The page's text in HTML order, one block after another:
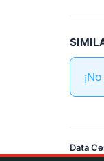
Data